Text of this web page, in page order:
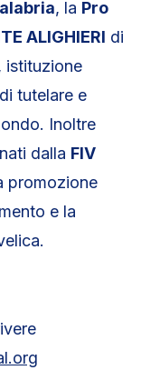
, la Pro
ALIGHIERI di
istituzione
tutelare e
Inoltre
dalla FIV
promozione
e la